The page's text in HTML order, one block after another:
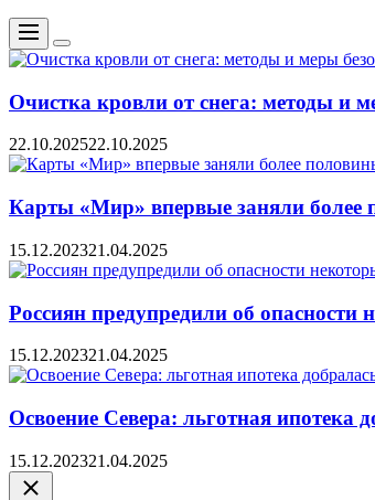
Меню
Цвет
переключателя
Очистка кровли от снега: методы и
22.10.202522.10.2025
Карты «Мир» впервые заняли более
15.12.202321.04.2025
Россиян предупредили об опасности
15.12.202321.04.2025
Освоение Севера: льготная ипотека
15.12.202321.04.2025
Закрыть